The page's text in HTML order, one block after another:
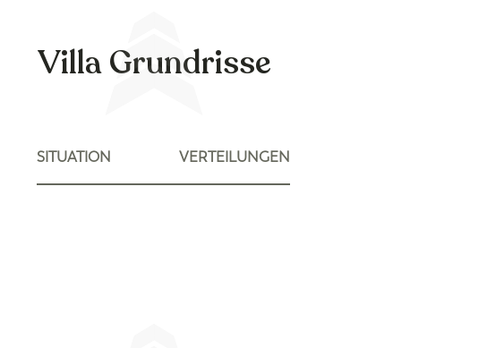
Villa Grundrisse
SITUATION VERTEILUNGEN